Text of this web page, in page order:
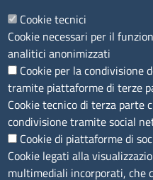
Seguici su
Sito web
Accesso riservato
Mappa del sito
Menù privacy
Cookie Note legali
Cookie tecnici
Cookie necessari per il
analitici anonimizzati
Cookie per la condivisione
tramite piattaforme di terze
Cookie tecnico di terza parte
condivisione tramite social
Cookie di piattaforme di
Cookie legati alla
multimediali incorporati, che